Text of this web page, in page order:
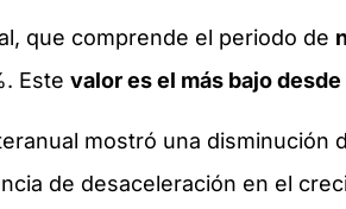
que comprende el periodo de
Este valor es el más bajo
mostró una disminución
de desaceleración en el